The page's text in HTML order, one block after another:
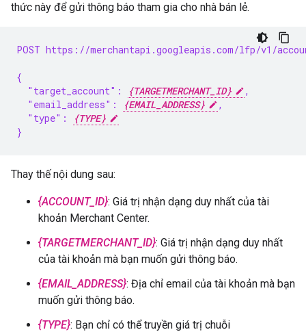
thức này để gửi thông báo tham gia cho nhà bán lẻ.
POST https://merchantapi.googleapis.com/lfp/v1/
{
  "target_account":
{TARGETMERCHANT_ID}
,
  "email_address":
{EMAIL_ADDRESS}
,
  "type":
{TYPE}
}
Thay thế nội dung sau:
{ACCOUNT_ID}: Giá trị nhận dạng duy nhất của tài
khoản Merchant Center.
{TARGETMERCHANT_ID}: Giá trị nhận dạng duy nhất
của tài khoản mà bạn muốn gửi thông báo.
{EMAIL_ADDRESS}: Địa chỉ email của tài khoản mà bạn
muốn gửi thông báo.
{TYPE}: Bạn chỉ có thể truyền giá trị chuỗi